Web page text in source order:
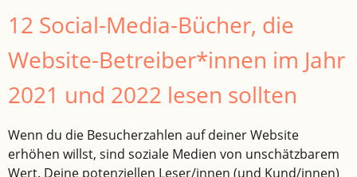
12 Social-Media-Bücher, die
Website-Betreiber*innen im Jahr
2021 und 2022 lesen sollten
Wenn du die Besucherzahlen auf deiner Website
erhöhen willst, sind soziale Medien von unschätzbarem
Wert. Deine potenziellen Leser/innen (und Kund/innen)